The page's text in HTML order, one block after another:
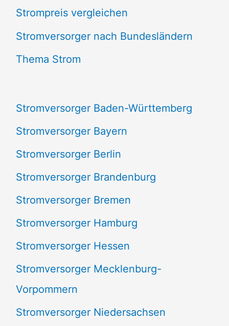
h
e
n
h
:
Strompreis vergleichen
Stromversorger nach Bundesländern
Thema Strom
Stromversorger Baden-Württemberg
Stromversorger Bayern
Stromversorger Berlin
Stromversorger Brandenburg
Stromversorger Bremen
Stromversorger Hamburg
Stromversorger Hessen
Stromversorger Mecklenburg-
Vorpommern
Stromversorger Niedersachsen